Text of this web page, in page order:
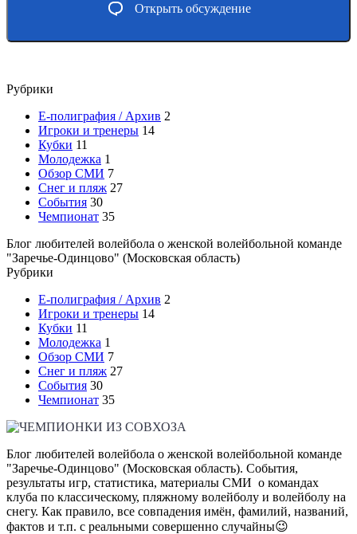
Открыть обсуждение
Рубрики
E-полиграфия / Архив 2
Игроки и тренеры 14
Кубки 11
Молодежка 1
Обзор СМИ 7
Снег и пляж 27
События 30
Чемпионат 35
Блог любителей волейбола о женской волейбольной команде
"Заречье-Одинцово" (Московская область)
Рубрики
E-полиграфия / Архив 2
Игроки и тренеры 14
Кубки 11
Молодежка 1
Обзор СМИ 7
Снег и пляж 27
События 30
Чемпионат 35
Блог любителей волейбола о женской волейбольной команде
"Заречье-Одинцово" (Московская область). События,
результаты игр, статистика, материалы СМИ о командах
клуба по классическому, пляжному волейболу и волейболу на
снегу. Как правило, все совпадения имён, фамилий, названий,
фактов и т.п. с реальными совершенно случайны😉